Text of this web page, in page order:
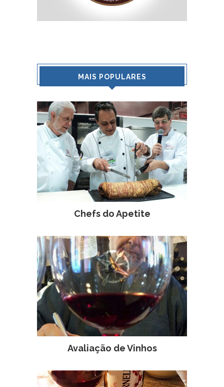
MAIS POPULARES
Chefs do Apetite
Avaliação de Vinhos